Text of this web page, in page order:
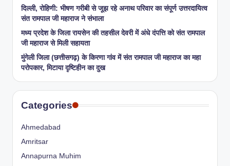
दिल्ली, रोहिणी: भीषण गरीबी से जूझ रहे अनाथ परिवार का संपूर्ण उत्तरदायित्व
संत रामपाल जी महाराज ने संभाला
मध्य प्रदेश के जिला रायसेन की तहसील देवरी में अंधे दंपत्ति को संत रामपाल
जी महाराज से मिली सहायता
​मुंगेली जिला (छत्तीसगढ़) के किरणा गांव में संत रामपाल जी महाराज का महा
परोपकार, मिटाया दृष्टिहीन का दुख
Categories
Ahmedabad
Amritsar
Annapurna Muhim